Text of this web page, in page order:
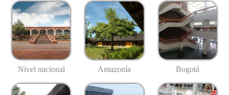
Nivel nacional Amazonía Bogotá